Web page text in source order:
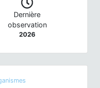
Dernière
observation
2026